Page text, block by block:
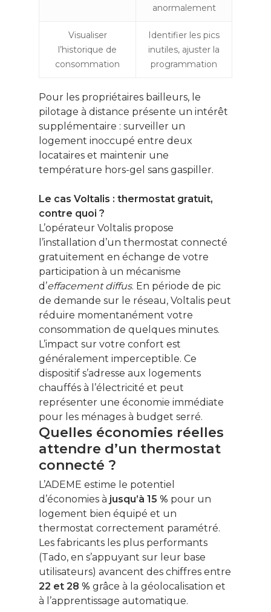
anormalement
Visualiser
l’historique de
consommation
Identifier les pics
inutiles, ajuster la
programmation
Pour les propriétaires bailleurs, le
pilotage à distance présente un intérêt
supplémentaire : surveiller un
logement inoccupé entre deux
locataires et maintenir une
température hors-gel sans gaspiller.
Le cas Voltalis : thermostat gratuit,
contre quoi ?
L’opérateur Voltalis propose
l’installation d’un thermostat connecté
gratuitement en échange de votre
participation à un mécanisme
d’effacement diffus. En période de pic
de demande sur le réseau, Voltalis peut
réduire momentanément votre
consommation de quelques minutes.
L’impact sur votre confort est
généralement imperceptible. Ce
dispositif s’adresse aux logements
chauffés à l’électricité et peut
représenter une économie immédiate
pour les ménages à budget serré.
Quelles économies réelles
attendre d’un thermostat
connecté ?
L’ADEME estime le potentiel
d’économies à jusqu’à 15 % pour un
logement bien équipé et un
thermostat correctement paramétré.
Les fabricants les plus performants
(Tado, en s’appuyant sur leur base
utilisateurs) avancent des chiffres entre
22 et 28 % grâce à la géolocalisation et
à l’apprentissage automatique.